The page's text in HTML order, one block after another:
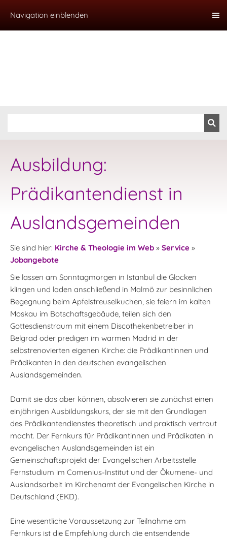
Navigation einblenden
Ausbildung:
Prädikantendienst in
Auslandsgemeinden
Sie sind hier: Kirche & Theologie im Web » Service »
Jobangebote
Sie lassen am Sonntagmorgen in Istanbul die Glocken
klingen und laden anschließend in Malmö zur besinnlichen
Begegnung beim Apfelstreuselkuchen, sie feiern im kalten
Moskau im Botschaftsgebäude, teilen sich den
Gottesdienstraum mit einem Discothekenbetreiber in
Belgrad oder predigen im warmen Madrid in der
selbstrenovierten eigenen Kirche: die Prädikantinnen und
Prädikanten in den deutschen evangelischen
Auslandsgemeinden.
Damit sie das aber können, absolvieren sie zunächst einen
einjährigen Ausbildungskurs, der sie mit den Grundlagen
des Prädikantendienstes theoretisch und praktisch vertraut
macht. Der Fernkurs für Prädikantinnen und Prädikaten in
evangelischen Auslandsgemeinden ist ein
Gemeinschaftsprojekt der Evangelischen Arbeitsstelle
Fernstudium im Comenius-Institut und der Ökumene- und
Auslandsarbeit im Kirchenamt der Evangelischen Kirche in
Deutschland (EKD).
Eine wesentliche Voraussetzung zur Teilnahme am
Fernkurs ist die Empfehlung durch die entsendende